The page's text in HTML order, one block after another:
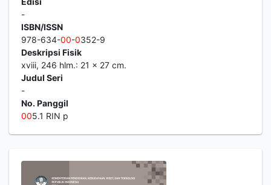
-
ISBN/ISSN
978-634-00-0352-9
Deskripsi Fisik
xviii, 246 hlm.: 21 x 27 cm.
Judul Seri
-
No. Panggil
005.1 RIN p